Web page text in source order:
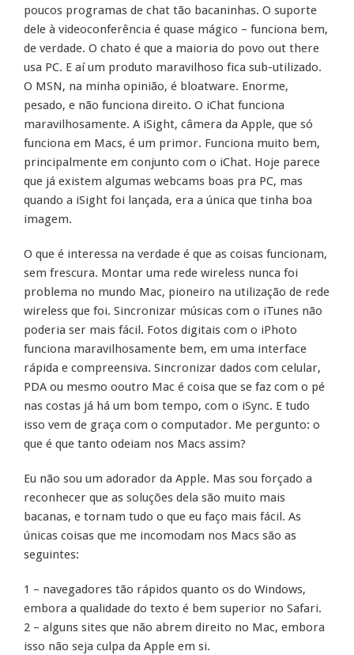
poucos programas de chat tão bacaninhas. O suporte
dele à videoconferência é quase mágico – funciona bem,
de verdade. O chato é que a maioria do povo out there
usa PC. E aí um produto maravilhoso fica sub-utilizado.
O MSN, na minha opinião, é bloatware. Enorme,
pesado, e não funciona direito. O iChat funciona
maravilhosamente. A iSight, câmera da Apple, que só
funciona em Macs, é um primor. Funciona muito bem,
principalmente em conjunto com o iChat. Hoje parece
que já existem algumas webcams boas pra PC, mas
quando a iSight foi lançada, era a única que tinha boa
imagem.
O que é interessa na verdade é que as coisas funcionam,
sem frescura. Montar uma rede wireless nunca foi
problema no mundo Mac, pioneiro na utilização de rede
wireless que foi. Sincronizar músicas com o iTunes não
poderia ser mais fácil. Fotos digitais com o iPhoto
funciona maravilhosamente bem, em uma interface
rápida e compreensiva. Sincronizar dados com celular,
PDA ou mesmo ooutro Mac é coisa que se faz com o pé
nas costas já há um bom tempo, com o iSync. E tudo
isso vem de graça com o computador. Me pergunto: o
que é que tanto odeiam nos Macs assim?
Eu não sou um adorador da Apple. Mas sou forçado a
reconhecer que as soluções dela são muito mais
bacanas, e tornam tudo o que eu faço mais fácil. As
únicas coisas que me incomodam nos Macs são as
seguintes:
1 – navegadores tão rápidos quanto os do Windows,
embora a qualidade do texto é bem superior no Safari.
2 – alguns sites que não abrem direito no Mac, embora
isso não seja culpa da Apple em si.